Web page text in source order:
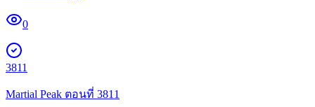
0
3811
Martial Peak ตอนที่ 3811